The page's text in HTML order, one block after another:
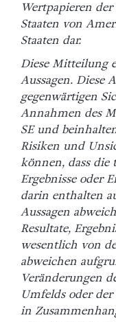
Wertpapieren
Staaten von
Staaten dar.
Diese Mitteilung
Aussagen. Diese
gegenwärtigen
Annahmen des
SE und
Risiken und
können, dass die
Ergebnisse oder
darin enthalten
Aussagen
Resultate,
wesentlich von
abweichen
Veränderungen
Umfelds oder
in